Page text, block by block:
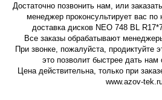
Достаточно позвонить нам, или
менеджер проконсультирует вас
доставка дисков NEO 748 BL
Все заказы обрабатывают
При звонке, пожалуйста, продиктуйте
это позволит быстрее дать нам
Цена действительна, только при
www.azov-